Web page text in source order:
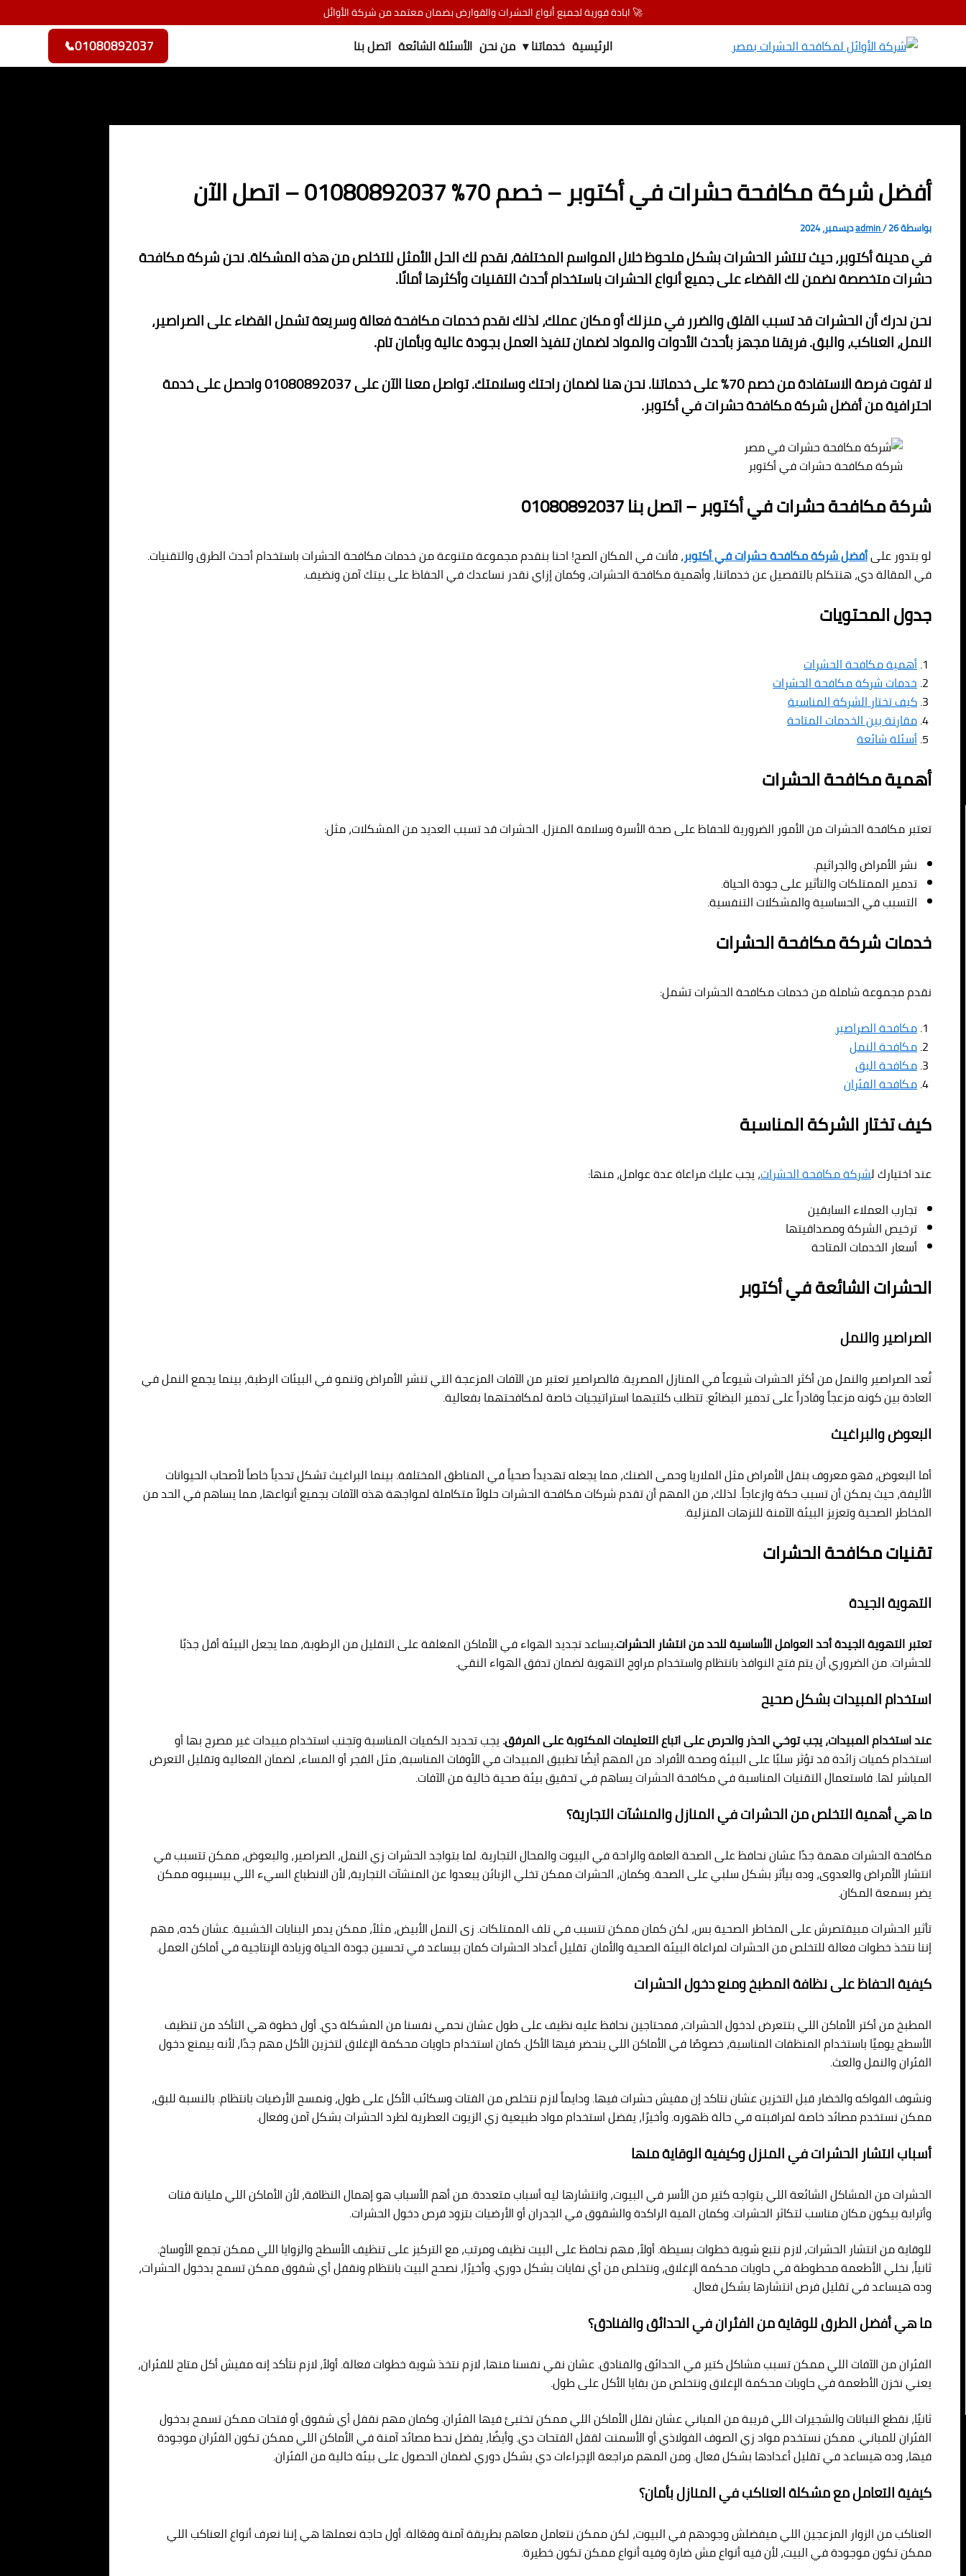
🚀 ابادة فورية لجميع أنواع الحشرات والقوارض بضمان معتمد من شركة الأوائل
الرئيسية خدماتنا ▾ من نحن الأسئلة الشائعة اتصل بنا 01080892037
📞
أفضل شركة مكافحة حشرات في أكتوبر – خصم 70% 01080892037 – اتصل الآن
بواسطة admin/26 ديسمبر، 2024
في مدينة أكتوبر، حيث تنتشر الحشرات بشكل ملحوظ خلال المواسم المختلفة، نقدم لك الحل الأمثل للتخلص من هذه المشكلة. نحن شركة مكافحة
حشرات متخصصة نضمن لك القضاء على جميع أنواع الحشرات باستخدام أحدث التقنيات وأكثرها أمانًا.
نحن ندرك أن الحشرات قد تسبب القلق والضرر في منزلك أو مكان عملك، لذلك نقدم خدمات مكافحة فعالة وسريعة تشمل القضاء على الصراصير،
النمل، العناكب، والبق. فريقنا مجهز بأحدث الأدوات والمواد لضمان تنفيذ العمل بجودة عالية وبأمان تام.
لا تفوت فرصة الاستفادة من خصم 70% على خدماتنا. نحن هنا لضمان راحتك وسلامتك. تواصل معنا الآن على 01080892037 واحصل على خدمة
احترافية من أفضل شركة مكافحة حشرات في أكتوبر.
شركة مكافحة حشرات في أكتوبر
شركة مكافحة حشرات في أكتوبر – اتصل بنا 01080892037
لو بتدور علىأفضل شركة مكافحة حشرات في أكتوبر، فأنت في المكان الصح! احنا بنقدم مجموعة متنوعة من خدمات مكافحة الحشرات باستخدام أحدث الطرق والتقنيات.
في المقالة دي، هنتكلم بالتفصيل عن خدماتنا، وأهمية مكافحة الحشرات، وكمان إزاي نقدر نساعدك في الحفاظ على بيتك آمن ونضيف.
جدول المحتويات
أهمية مكافحة الحشرات
خدمات شركة مكافحة الحشرات
كيف تختار الشركة المناسبة
مقارنة بين الخدمات المتاحة
أسئلة شائعة
أهمية مكافحة الحشرات
تعتبر مكافحة الحشرات من الأمور الضرورية للحفاظ على صحة الأسرة وسلامة المنزل. الحشرات قد تسبب العديد من المشكلات، مثل:
نشر الأمراض والجراثيم.
تدمير الممتلكات والتأثير على جودة الحياة.
التسبب في الحساسية والمشكلات التنفسية.
خدمات شركة مكافحة الحشرات
نقدم مجموعة شاملة من خدمات مكافحة الحشرات تشمل:
مكافحة الصراصير
مكافحة النمل
مكافحة البق
مكافحة الفئران
كيف تختار الشركة المناسبة
عند اختيارك لشركة مكافحة الحشرات، يجب عليك مراعاة عدة عوامل، منها:
تجارب العملاء السابقين
ترخيص الشركة ومصداقيتها
أسعار الخدمات المتاحة
الحشرات الشائعة في أكتوبر
الصراصير والنمل
تُعد الصراصير والنمل من أكثر الحشرات شيوعاً في المنازل المصرية. فالصراصير تعتبر من الآفات المزعجة التي تنشر الأمراض وتنمو في البيئات الرطبة، بينما يجمع النمل في
العادة بين كونه مزعجاً وقادراً على تدمير البضائع. تتطلب كلتيهما استراتيجيات خاصة لمكافحتهما بفعالية.
البعوض والبراغيث
أما البعوض، فهو معروف بنقل الأمراض مثل الملاريا وحمى الضنك، مما يجعله تهديداً صحياً في المناطق المختلفة. بينما البراغيث تشكل تحدياً خاصاً لأصحاب الحيوانات
الأليفة، حيث يمكن أن تسبب حكة وازعاجاً. لذلك، من المهم أن تقدم شركات مكافحة الحشرات حلولاً متكاملة لمواجهة هذه الآفات بجميع أنواعها، مما يساهم في الحد من
المخاطر الصحية وتعزيز البيئة الآمنة للنزهات المنزلية.
تقنيات مكافحة الحشرات
التهوية الجيدة
تعتبر التهوية الجيدة أحد العوامل الأساسية للحد من انتشار الحشرات.يساعد تجديد الهواء في الأماكن المغلقة على التقليل من الرطوبة، مما يجعل البيئة أقل جذبًا
للحشرات. من الضروري أن يتم فتح النوافذ بانتظام واستخدام مراوح التهوية لضمان تدفق الهواء النقي.
استخدام المبيدات بشكل صحيح
عند استخدام المبيدات، يجب توخي الحذر والحرص على اتباع التعليمات المكتوبة على المرفق. يجب تحديد الكميات المناسبة وتجنب استخدام مبيدات غير مصرح بها أو
استخدام كميات زائدة قد تؤثر سلبًا على البيئة وصحة الأفراد. من المهم أيضًا تطبيق المبيدات في الأوقات المناسبة، مثل الفجر أو المساء، لضمان الفعالية وتقليل التعرض
المباشر لها. فاستعمال التقنيات المناسبة في مكافحة الحشرات يساهم في تحقيق بيئة صحية خالية من الآفات.
ما هي أهمية التخلص من الحشرات في المنازل والمنشآت التجارية؟
مكافحة الحشرات مهمة جدًا عشان نحافظ على الصحة العامة والراحة في البيوت والمحال التجارية. لما بتواجد الحشرات زي النمل، الصراصير، والبعوض، ممكن تتسبب في
انتشار الأمراض والعدوى، وده بيأثر بشكل سلبي على الصحة. وكمان، الحشرات ممكن تخلي الزبائن يبعدوا عن المنشآت التجارية، لأن الانطباع السيء اللي بيسيبوه ممكن
يضر بسمعة المكان.
تأثير الحشرات مبيقتصرش على المخاطر الصحية بس، لكن كمان ممكن تتسبب في تلف الممتلكات. زى النمل الأبيض، مثلاً، ممكن يدمر البنايات الخشبية. عشان كده، مهم
إننا نتخذ خطوات فعالة للتخلص من الحشرات لمراعاة البيئة الصحية والأمان. تقليل أعداد الحشرات كمان بيساعد في تحسين جودة الحياة وزيادة الإنتاجية في أماكن العمل.
كيفية الحفاظ على نظافة المطبخ ومنع دخول الحشرات
المطبخ من أكتر الأماكن اللي بتتعرض لدخول الحشرات، فمحتاجين نحافظ عليه نظيف على طول عشان نحمي نفسنا من المشكلة دي. أول خطوة هي التأكد من تنظيف
الأسطح يوميًا باستخدام المنظفات المناسبة، خصوصًا في الأماكن اللي بنحضر فيها الأكل. كمان استخدام حاويات محكمة الإغلاق لتخزين الأكل مهم جدًا، لأنه بيمنع دخول
الفئران والنمل والعث.
ونشوف الفواكه والخضار قبل التخزين عشان نتاكد إن مفيش حشرات فيها. ودايماً لازم نتخلص من الفتات وسكائب الأكل على طول، ونمسح الأرضيات بانتظام. بالنسبة للبق،
ممكن نستخدم مصائد خاصة لمراقبته في حالة ظهوره. وأخيرًا، يفضل استخدام مواد طبيعية زي الزيوت العطرية لطرد الحشرات بشكل آمن وفعال.
أسباب انتشار الحشرات في المنزل وكيفية الوقاية منها
الحشرات من المشاكل الشائعة اللي بتواجه كتير من الأسر في البيوت، وانتشارها ليه أسباب متعددة. من أهم الأسباب هو إهمال النظافة، لأن الأماكن اللي مليانة فتات
وأترابة بيكون مكان مناسب لتكاثر الحشرات. وكمان المية الراكدة والشقوق في الجدران أو الأرضيات بتزود فرص دخول الحشرات.
للوقاية من انتشار الحشرات، لازم نتبع شوية خطوات بسيطة. أولاً، مهم نحافظ على البيت نظيف ومرتب، مع التركيز على تنظيف الأسطح والزوايا اللي ممكن تجمع الأوساخ.
ثانياً، نخلي الأطعمة محطوطة في حاويات محكمة الإغلاق، ونتخلص من أي نفايات بشكل دوري. وأخيرًا، نصحح البيت بانتظام ونقفل أي شقوق ممكن تسمح بدخول الحشرات،
وده هيساعد في تقليل فرص انتشارها بشكل فعال.
ما هي أفضل الطرق للوقاية من الفئران في الحدائق والفنادق؟
الفئران من الآفات اللي ممكن تسبب مشاكل كتير في الحدائق والفنادق. عشان نقي نفسنا منها، لازم نتخذ شوية خطوات فعالة. أولاً، لازم نتأكد إنه مفيش أكل متاح للفئران،
يعني نخزن الأطعمة في حاويات محكمة الإغلاق ونتخلص من بقايا الأكل على طول.
ثانيًا، نقطع النباتات والشجيرات اللي قريبة من المباني عشان نقلل الأماكن اللي ممكن تختبئ فيها الفئران. وكمان مهم نقفل أي شقوق أو فتحات ممكن تسمح بدخول
الفئران للمباني. ممكن نستخدم مواد زي الصوف الفولاذي أو الأسمنت لقفل الفتحات دي. وأيضًا، يفضل نحط مصائد آمنة في الأماكن اللي ممكن تكون الفئران موجودة
فيها، وده هيساعد في تقليل أعدادها بشكل فعال. ومن المهم مراجعة الإجراءات دي بشكل دوري لضمان الحصول على بيئة خالية من الفئران.
كيفية التعامل مع مشكلة العناكب في المنازل بأمان؟
العناكب من الزوار المزعجين اللي ميفضلش وجودهم في البيوت، لكن ممكن نتعامل معاهم بطريقة آمنة وفعّالة. أول حاجة نعملها هي إننا نعرف أنواع العناكب اللي
ممكن تكون موجودة في البيت، لأن فيه أنواع مش ضارة وفيه أنواع ممكن تكون خطيرة.